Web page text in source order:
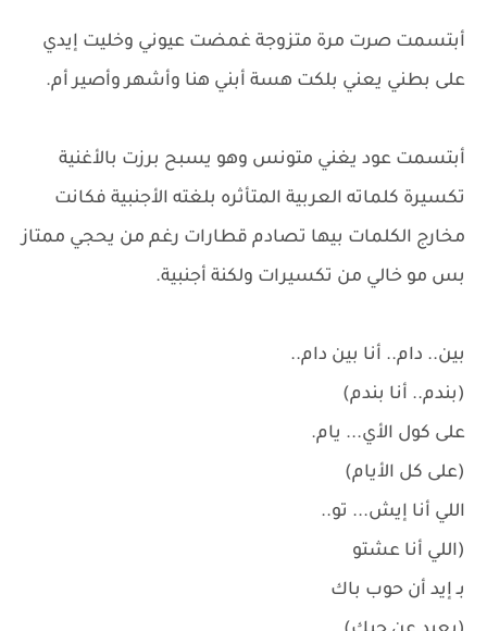
أبتسمت صرت مرة متزوجة غمضت عيوني وخليت إيدي
على بطني يعني بلكت هسة أبني هنا وأشهر وأصير أم.
أبتسمت عود يغني متونس وهو يسبح برزت بالأغنية
تكسيرة كلماته العربية المتأثره بلغته الأجنبية فكانت
مخارج الكلمات بيها تصادم قطارات رغم من يحجي ممتاز
بس مو خالي من تكسيرات ولكنة أجنبية.
بين.. دام.. أنا بين دام..
(بندم.. أنا بندم)
​على كول الأي... يام.
(على كل الأيام)
​اللي أنا إيش... تو..
(اللي أنا عشتو
​بـ إيد أن حوب باك